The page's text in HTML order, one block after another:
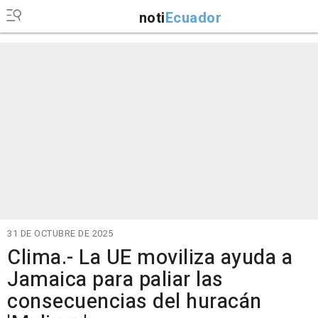
notiEcuador
31 DE OCTUBRE DE 2025
Clima.- La UE moviliza ayuda a
Jamaica para paliar las
consecuencias del huracán